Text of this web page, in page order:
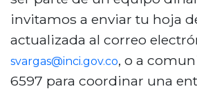
invitamos a enviar tu hoja
actualizada al correo
svargas@inci.gov.co, o a
6597 para coordinar una